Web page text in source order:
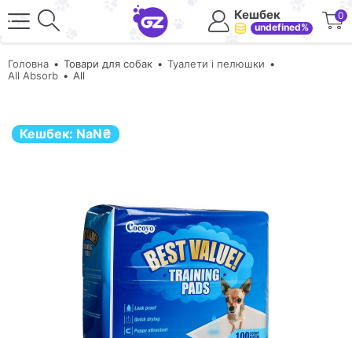
Кешбек
undefined%
0
Головна Товари для собак
Туалети і пелюшки
All Absorb
All
Кешбек: NaN₴